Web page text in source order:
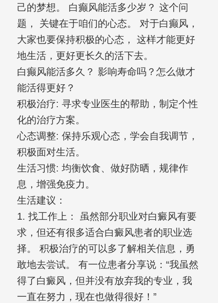
己的梦想。 白癫风能活多少岁？ 这个问
题， 关键在于咱们的心态。 对于白癫风，
大家也要保持积极的心态， 这样才能更好
地生活，更好更长久的活下去。
白癫风能活多久？ 影响寿命吗？怎么做才
能活得更好？
积极治疗: 寻求专业医生的帮助，制定个性
化的治疗方案。
心态调整: 保持乐观心态，学会自我调节，
积极面对生活。
生活习惯: 均衡饮食、做好防晒，规律作
息，增强免疫力。
生活建议：
1. 找工作上： 虽然部分职业对白癜风有要
求，但还有很多适合白癜风患者的职业选
择。 积极治疗的可以多了解相关信息，勇
敢地去尝试。 有一位患者分享说：“我虽然
得了白癜风，但并没有放弃我的专业，我
一直在努力，现在也做得很好！”